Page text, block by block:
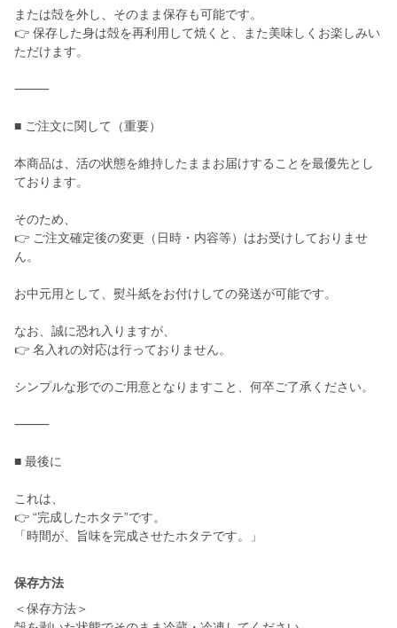
または殻を外し、そのまま保存も可能です。
👉 保存した身は殻を再利用して焼くと、また美味しくお楽しみい
ただけます。
⸻
■ ご注文に関して（重要）
本商品は、活の状態を維持したままお届けすることを最優先とし
ております。
そのため、
👉 ご注文確定後の変更（日時・内容等）はお受けしておりませ
ん。
お中元用として、熨斗紙をお付けしての発送が可能です。
なお、誠に恐れ入りますが、
👉 名入れの対応は行っておりません。
シンプルな形でのご用意となりますこと、何卒ご了承ください。
⸻
■ 最後に
これは、
👉 “完成したホタテ”です。
「時間が、旨味を完成させたホタテです。」
保存方法
＜保存方法＞